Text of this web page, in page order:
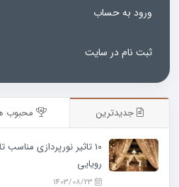
ورود به حساب
ثبت نام در سایت
جدیدترین محبوب
10 تاثیر نورپردازی
رویایی